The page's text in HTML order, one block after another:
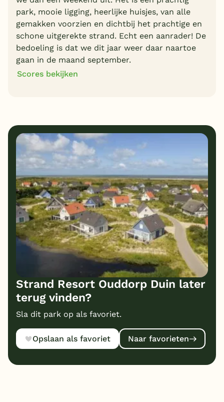
park, mooie ligging, heerlijke huisjes, van alle
gemakken voorzien en dichtbij het prachtige en
schone uitgerekte strand. Echt een aanrader! De
bedoeling is dat we dit jaar weer daar naartoe
gaan in de maand september.
Scores bekijken
9 Bungalows Kindvriendelijk
Prijs/kwaliteit
Strand Resort Ouddorp Duin later
terug vinden?
Sla dit park op als favoriet.
Opslaan als favoriet Naar favorieten